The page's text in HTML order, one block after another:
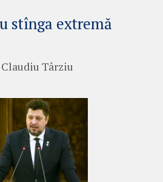
stînga extremă
Claudiu Târziu